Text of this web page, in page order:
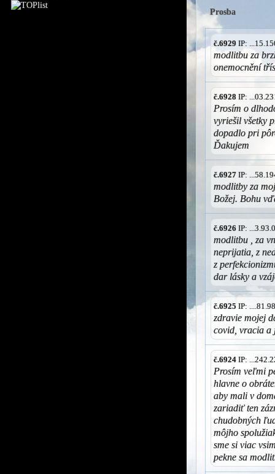
Prosba
č.6929 IP:
modlitbu za
onemocnění
č.6928 IP:
Prosím o
vyriešil všetky
dopadlo pri
Ďakujem
č.6927 IP:
modlitby za
Božej. Bohu
č.6926 IP:
modlitbu , za
neprijatia, z
z
dar lásky a
č.6925 IP:
zdravie mojej
covid, vracia a
č.6924 IP:
Prosím veľmi
hlavne o
aby mali v
zariadiť ten
chudobných
môjho
sme si viac
pekne sa